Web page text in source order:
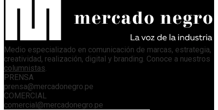
Medio especializado en comunicación de marcas, estrategia,
creatividad, realización, digital y branding. Conoce a nuestros
columnistas.
PRENSA
prensa@mercadonegro.pe
COMERCIAL
comercial@mercadonegro.pe